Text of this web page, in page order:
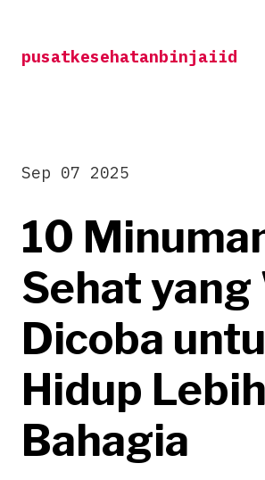
contentpusatkesehatanbinjaiid
10
Sehat yang
Dicoba
Hidup Lebih
Bahagia
Sep 07 2025